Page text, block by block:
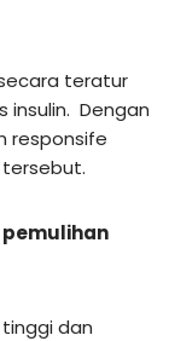
teratur
insulin. Dengan
responsife
dan